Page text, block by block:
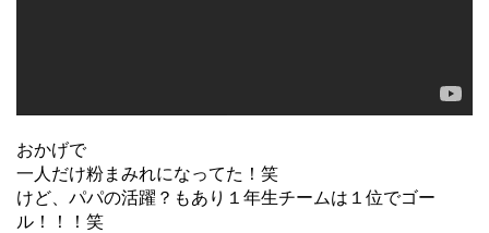
おかげで
一人だけ粉まみれになってた！笑
けど、パパの活躍？もあり１年生チームは１位でゴー
ル！！！笑